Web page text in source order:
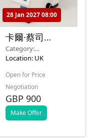
28 Jan 2027 08:00
卡爾·蔡司
Axiovert 10 倒
置顯微鏡 配
NEOFLUER
100X/1.30 油
44 40
Category:
Microscopy &
Location: UK
Open for Price
Negotiation
GBP 900
Make Offer